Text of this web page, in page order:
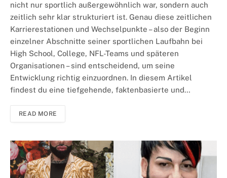
nicht nur sportlich außergewöhnlich war, sondern auch
zeitlich sehr klar strukturiert ist. Genau diese zeitlichen
Karrierestationen und Wechselpunkte – also der Beginn
einzelner Abschnitte seiner sportlichen Laufbahn bei
High School, College, NFL-Teams und späteren
Organisationen – sind entscheidend, um seine
Entwicklung richtig einzuordnen. In diesem Artikel
findest du eine tiefgehende, faktenbasierte und…
READ MORE